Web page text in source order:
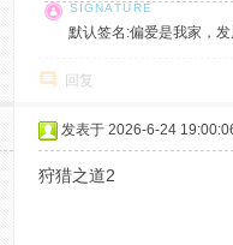
默认签名:偏爱是我家，
回复
发表于 2026-6-24
狩猎之道2